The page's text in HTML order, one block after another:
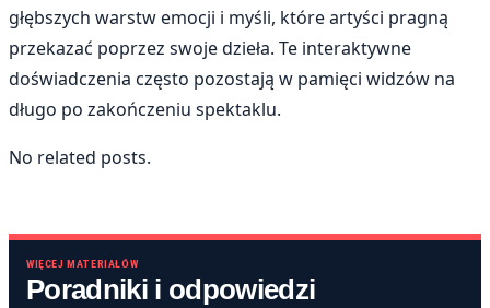
WIĘCEJ MATERIAŁÓW
Poradniki i odpowiedzi
głębszych warstw emocji i myśli, które artyści pragną
przekazać poprzez swoje dzieła. Te interaktywne
doświadczenia często pozostają w pamięci widzów na
długo po zakończeniu spektaklu.
No related posts.